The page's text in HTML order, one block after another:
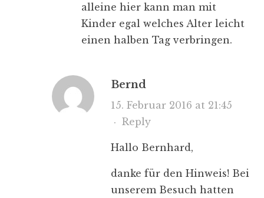
alleine hier kann man mit
Kinder egal welches Alter leicht
einen halben Tag verbringen.
Bernd
15. Februar 2016 at 21:45
· Reply
Hallo Bernhard,
danke für den Hinweis! Bei
unserem Besuch hatten